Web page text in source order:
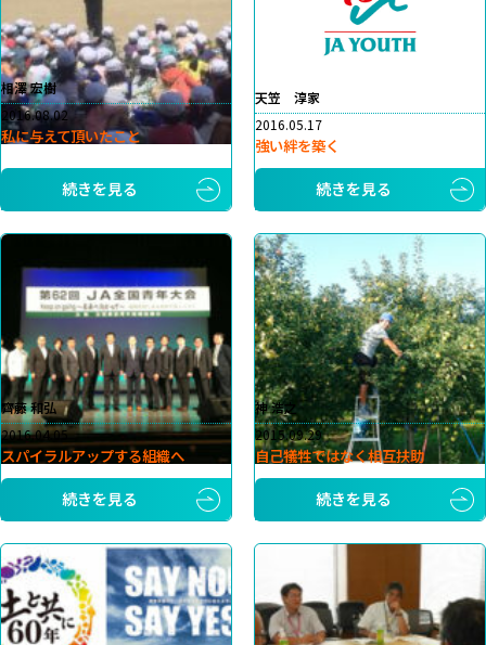
相澤 宏樹
2016.08.02
私に与えて頂いたこと
続きを見る
天笠 淳家
2016.05.17
強い絆を築く
続きを見る
齊藤 和弘
2016.04.05
スパイラルアップする組織へ
続きを見る
神 浩之
2015.09.29
自己犠牲ではなく相互扶助
続きを見る